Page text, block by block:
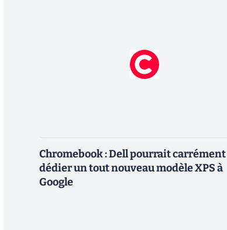
Chromebook : Dell pourrait carrément
dédier un tout nouveau modèle XPS à
Google